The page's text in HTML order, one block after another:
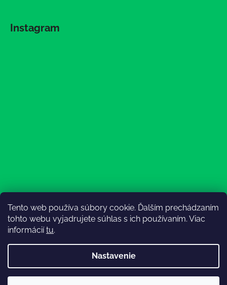
Tento web používa súbory cookie. Ďalším prechádzaním
tohto webu vyjadrujete súhlas s ich používaním. Viac
informáciítu.
Nastavenie
Instagram
Sledovať na Instagrame